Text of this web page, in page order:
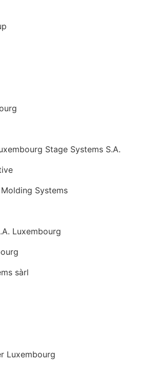
Stage Systems S.A.
Systems
Luxembourg
sàrl
Luxembourg